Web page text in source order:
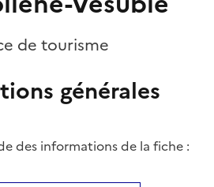
de tourisme
générales
des informations de la fiche :